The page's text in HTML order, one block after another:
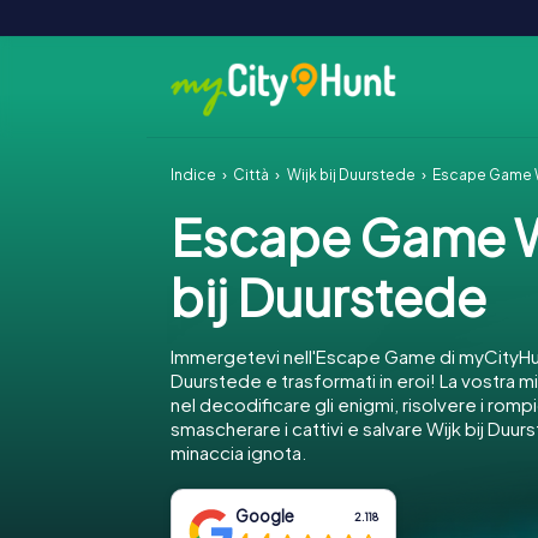
Indice Città Wijk bij Duurstede Escape
Escape Game
bij Duurstede
Immergetevi nell'Escape Game di
Duurstede e trasformati in eroi! La vostra
nel decodificare gli enigmi, risolvere i
smascherare i cattivi e salvare Wijk bij
minaccia ignota.
Google 2.118